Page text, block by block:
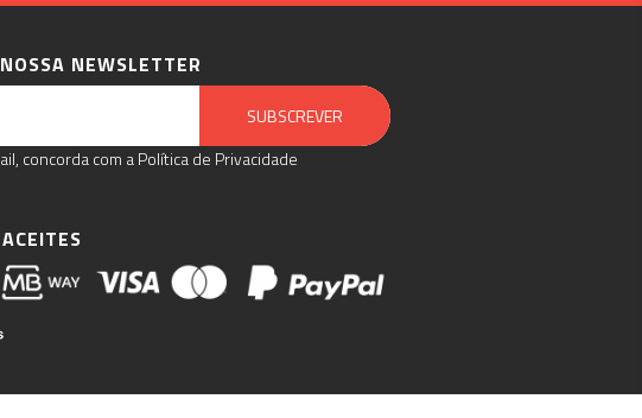
NEWSLETTER
SUBSCREVER
Email Marketing by E-goi
concorda com a Política de Privacidade